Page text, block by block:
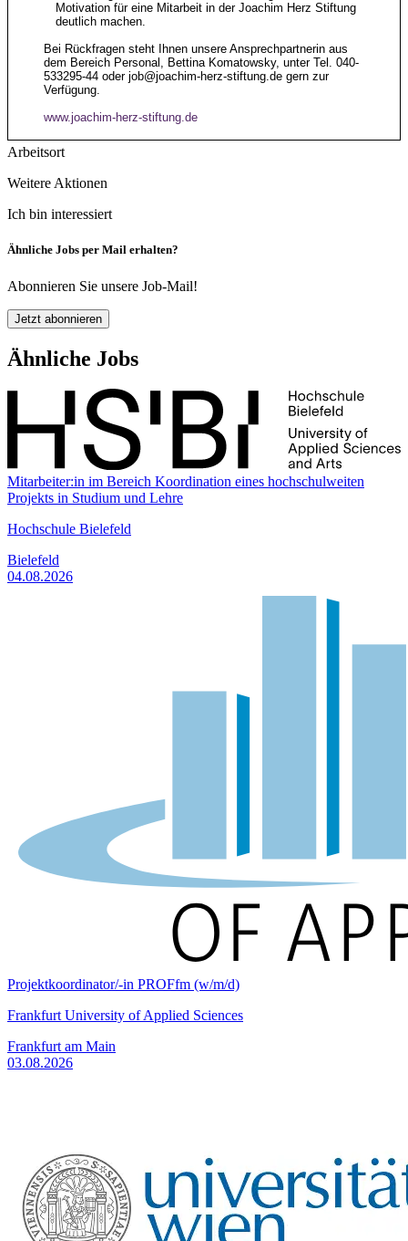
Motivation für eine Mitarbeit in der Joachim Herz Stiftung
deutlich machen.
Bei Rückfragen steht Ihnen unsere Ansprechpartnerin aus
dem Bereich Personal, Bettina Komatowsky, unter Tel. 040-
533295-44 oder job@joachim-herz-stiftung.degern zur
Verfügung.
www.joachim-herz-stiftung.de
Arbeitsort
Weitere Aktionen
Ich bin interessiert
Ähnliche Jobs per Mail erhalten?
Abonnieren Sie unsere Job-Mail!
Jetzt abonnieren
Ähnliche Jobs
Mitarbeiter:in im Bereich Koordination eines hochschulweiten
Projekts in Studium und Lehre
Hochschule Bielefeld
Bielefeld
04.08.2026
Projektkoordinator/-in PROFfm (w/m/d)
Frankfurt University of Applied Sciences
Frankfurt am Main
03.08.2026